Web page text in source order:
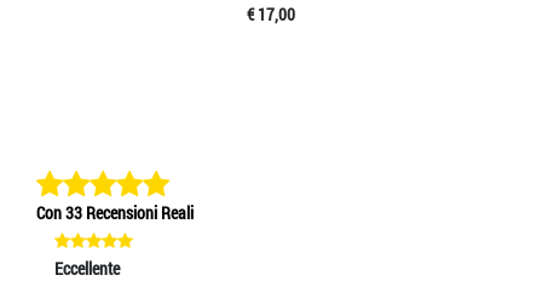
€ 17,00
Con 33 Recensioni Reali
Eccellente
Eccellente